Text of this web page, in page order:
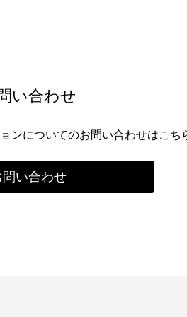
い合わせ
ンについてのお問い合わせはこち
問い合わせ